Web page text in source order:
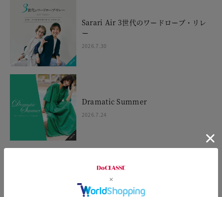
Sarari Air 3世代のワードローブ・リレ
ー
2026.7.30
Dramatic Summer
2026.7.24
STYLING TIPS Vol.43
2026.7.23